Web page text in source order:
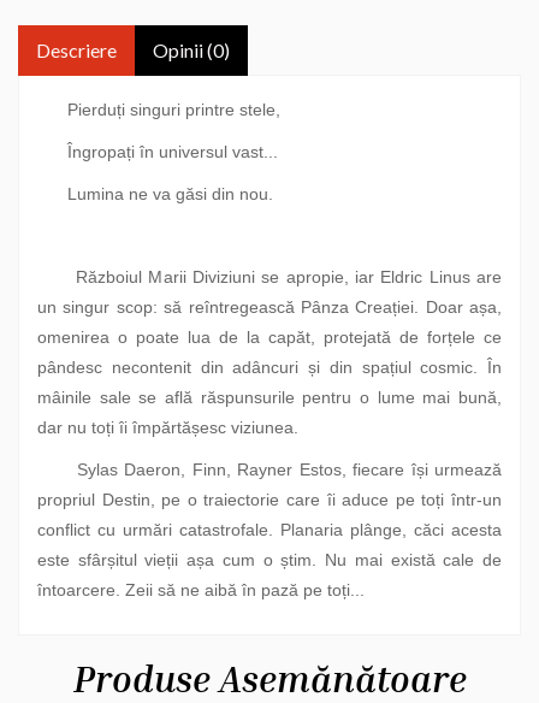
Descriere Opinii (0)
Pierduți singuri printre stele,
Îngropați în universul vast...
Lumina ne va găsi din nou.
Războiul Marii Diviziuni se apropie, iar Eldric Linus are
un singur scop: să reîntregească Pânza Creației. Doar așa,
omenirea o poate lua de la capăt, protejată de forțele ce
pândesc necontenit din adâncuri și din spațiul cosmic. În
mâinile sale se află răspunsurile pentru o lume mai bună,
dar nu toți îi împărtășesc viziunea.
Sylas Daeron, Finn, Rayner Estos, fiecare își urmează
propriul Destin, pe o traiectorie care îi aduce pe toți într-un
conflict cu urmări catastrofale. Planaria plânge, căci acesta
este sfârșitul vieții așa cum o știm. Nu mai există cale de
întoarcere. Zeii să ne aibă în pază pe toți...
Produse Asemănătoare